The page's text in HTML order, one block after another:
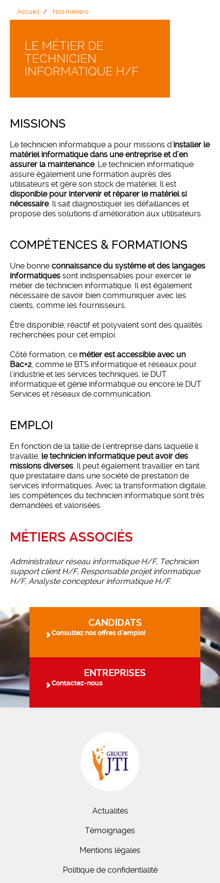
Accueil Nos métiers
LE MÉTIER DE
TECHNICIEN
INFORMATIQUE H/F
MISSIONS
Le technicien informatique a pour missions d’installer le
matériel informatique dans une entreprise et d’en
assurer la maintenance. Le technicien informatique
assure également une formation auprès des
utilisateurs et gère son stock de matériel. Il est
disponible pour intervenir et réparer le matériel si
nécessaire. Il sait diagnostiquer les défaillances et
propose des solutions d’amélioration aux utilisateurs.
COMPÉTENCES & FORMATIONS
Une bonne connaissance du système et des langages
informatiques sont indispensables pour exercer le
métier de technicien informatique. Il est également
nécessaire de savoir bien communiquer avec les
clients, comme les fournisseurs.
Être disponible, réactif et polyvalent sont des qualités
recherchées pour cet emploi.
Côté formation, ce métier est accessible avec un
Bac+2 , comme le BTS informatique et réseaux pour
l’industrie et les services techniques, le DUT
informatique et génie informatique ou encore le DUT
Services et réseaux de communication.
EMPLOI
En fonction de la taille de l’entreprise dans laquelle il
travaille, le technicien informatique peut avoir des
missions diverses . Il peut également travailler en tant
que prestataire dans une société de prestation de
services informatiques. Avec la transformation digitale,
les compétences du technicien informatique sont très
demandées et valorisées.
MÉTIERS ASSOCIÉS
Administrateur réseau informatique H/F, Technicien
support client H/F, Responsable projet informatique
H/F, Analyste concepteur informatique H/F.
CANDIDATS
Consultez nos offres d'emploi
ENTREPRISES
Contactez-nous
Actualités
Témoignages
Mentions légales
Politique de confidentialité